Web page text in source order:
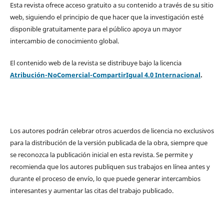
Esta revista ofrece acceso gratuito a su contenido a través de su sitio
web, siguiendo el principio de que hacer que la investigación esté
disponible gratuitamente para el público apoya un mayor
intercambio de conocimiento global.
El contenido web de la revista se distribuye bajo la licencia
Atribución-NoComercial-CompartirIgual 4.0 Internacional.
Los autores podrán celebrar otros acuerdos de licencia no exclusivos
para la distribución de la versión publicada de la obra, siempre que
se reconozca la publicación inicial en esta revista. Se permite y
recomienda que los autores publiquen sus trabajos en línea antes y
durante el proceso de envío, lo que puede generar intercambios
interesantes y aumentar las citas del trabajo publicado.